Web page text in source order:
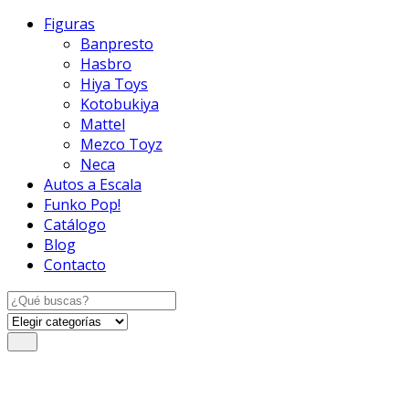
Figuras
Banpresto
Hasbro
Hiya Toys
Kotobukiya
Mattel
Mezco Toyz
Neca
Autos a Escala
Funko Pop!
Catálogo
Blog
Contacto
Search
for: